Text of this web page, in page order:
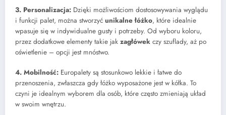
3. Personalizacja: Dzięki możliwościom dostosowywania wyglądu
i funkcji palet, można stworzyć unikalne łóżko, które idealnie
wpasuje się w indywidualne gusty i potrzeby. Od wyboru koloru,
przez dodatkowe elementy takie jak zagłówek czy szuflady, aż po
oświetlenie – opcji jest mnóstwo.
4. Mobilność: Europalety są stosunkowo lekkie i łatwe do
przenoszenia, zwłaszcza gdy łóżko wyposażone jest w kółka. To
czyni je idealnym wyborem dla osób, które często zmieniają układ
w swoim wnętrzu.